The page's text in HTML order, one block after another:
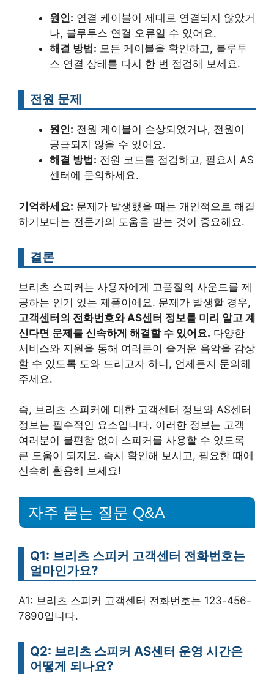
원인: 연결 케이블이 제대로 연결되지 않았거
나, 블루투스 연결 오류일 수 있어요.
해결 방법: 모든 케이블을 확인하고, 블루투
스 연결 상태를 다시 한 번 점검해 보세요.
전원 문제
원인: 전원 케이블이 손상되었거나, 전원이
공급되지 않을 수 있어요.
해결 방법: 전원 코드를 점검하고, 필요시 AS
센터에 문의하세요.
기억하세요: 문제가 발생했을 때는 개인적으로 해결
하기보다는 전문가의 도움을 받는 것이 중요해요.
결론
브리츠 스피커는 사용자에게 고품질의 사운드를 제
공하는 인기 있는 제품이에요. 문제가 발생할 경우,
고객센터의 전화번호와 AS센터 정보를 미리 알고 계
신다면 문제를 신속하게 해결할 수 있어요. 다양한
서비스와 지원을 통해 여러분이 즐거운 음악을 감상
할 수 있도록 도와 드리고자 하니, 언제든지 문의해
주세요.
즉, 브리츠 스피커에 대한 고객센터 정보와 AS센터
정보는 필수적인 요소입니다. 이러한 정보는 고객
여러분이 불편함 없이 스피커를 사용할 수 있도록
큰 도움이 되지요. 즉시 확인해 보시고, 필요한 때에
신속히 활용해 보세요!
자주 묻는 질문 Q&A
Q1: 브리츠 스피커 고객센터 전화번호는
얼마인가요?
A1: 브리츠 스피커 고객센터 전화번호는 123-456-
7890입니다.
Q2: 브리츠 스피커 AS센터 운영 시간은
어떻게 되나요?